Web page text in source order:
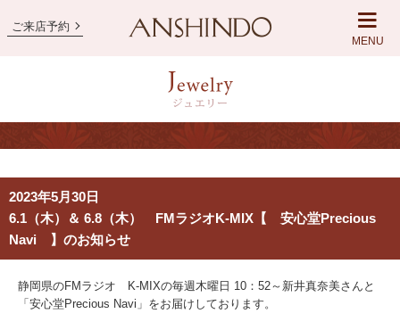
ご来店予約
MENU
2023年5月30日
6.1（木）＆ 6.8（木） FMラジオK-MIX【 安心堂Precious
Navi 】のお知らせ
静岡県のFMラジオ K-MIXの毎週木曜日 10：52～新井真奈美さんと
「安心堂Precious Navi」をお届けしております。